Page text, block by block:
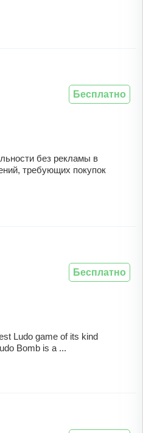
без рекламы в
требующих покупок
Бесплатно
Ludo game of its kind
Bomb is a ...
Бесплатно